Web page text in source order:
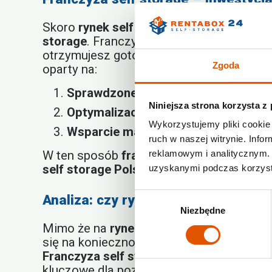
Zgoda
Niniejsza strona korzysta z
Wykorzystujemy pliki
ruch w naszej witrynie.
reklamowym i
uzyskanymi podczas
Wybór
Niezbędne
Skoro rynek self storage Polska będzie
storage. Franczyza minimalizuje ryzyko
otrzymujesz gotowy know-how,
oparty na:
Sprawdzonej technologii:
Optymalizacji kosztów:Efektywne
Wsparcie marketingowe:Strategie
W ten sposób franczyza self storage
self storage Polska.
Analiza: czy rynek self storage
Mimo że na rynek self storage Polska
się na konieczność oferowania wyższej
Franczyza self storagedaje przewagę